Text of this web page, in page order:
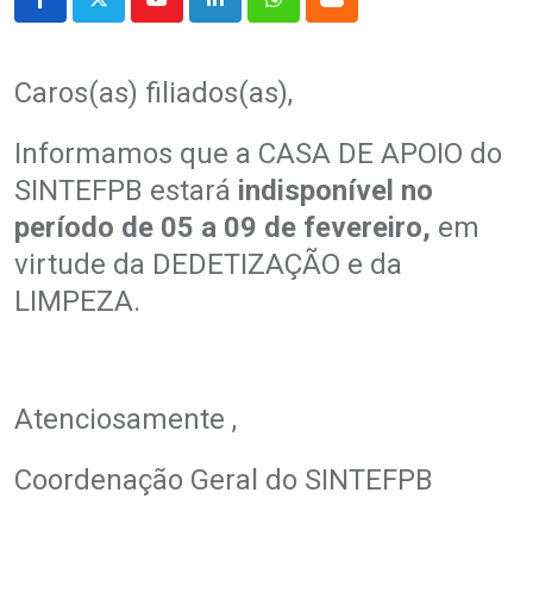
YoutubeLinkedInWhatsappCloud
Caros(as) filiados(as),
Informamos que a CASA DE APOIO do
SINTEFPB estará indisponível no
período de 05 a 09 de fevereiro, em
virtude da DEDETIZAÇÃO e da
LIMPEZA.
Atenciosamente ,
Coordenação Geral do SINTEFPB